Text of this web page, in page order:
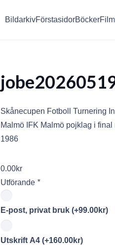
BildarkivFörstasidorBöcker
Skånecupen Fotboll Turnering
Malmö IFK Malmö pojklag i
1986
0.00kr
Utförande *
E-post, privat bruk (+99.00kr)
Utskrift A4 (+160.00kr)